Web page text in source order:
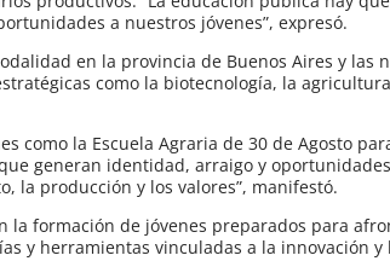
a nuestros jóvenes”, expresó.
en la provincia de Buenos Aires y las
como la biotecnología, la
como la Escuela Agraria de 30 de Agosto
generan identidad, arraigo y
la producción y los valores”, manifestó.
la formación de jóvenes preparados para
y herramientas vinculadas a la innovación